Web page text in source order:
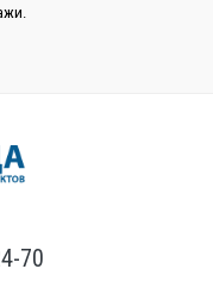
70